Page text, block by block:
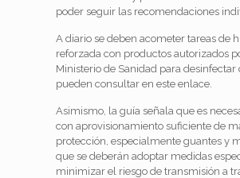
poder seguir las recomendaciones
A diario se deben acometer tareas de
reforzada con productos autorizados
Ministerio de Sanidad para desinfectar
pueden consultar en este enlace.
Asimismo, la guía señala que es
con aprovisionamiento suficiente de
protección, especialmente guantes y
que se deberán adoptar medidas
minimizar el riesgo de transmisión a